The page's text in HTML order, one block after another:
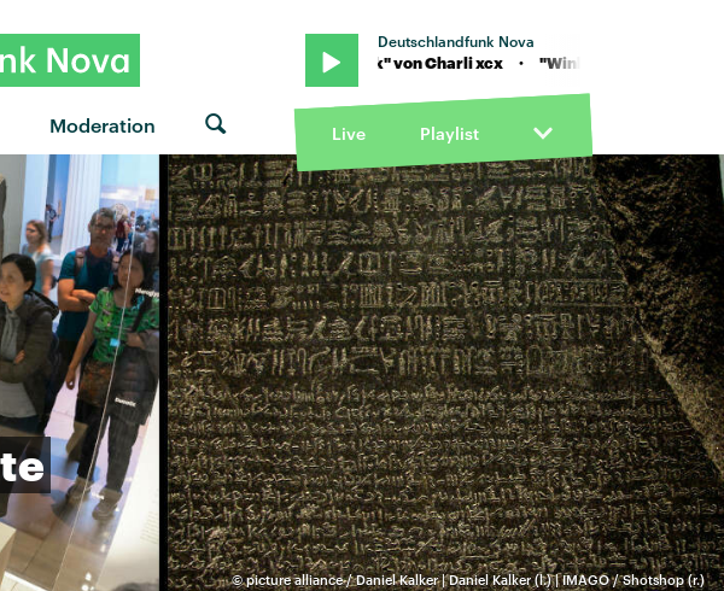
Moderation
Deutschlandfunk Nova
von Charli xcx · "Wink Wink" von Charli xcx · "Wink Wink" von Charli xcx
Live Playlist
©picture alliance / Daniel Kalker | Daniel Kalker (l.) | IMAGO / Shotshop (r.)